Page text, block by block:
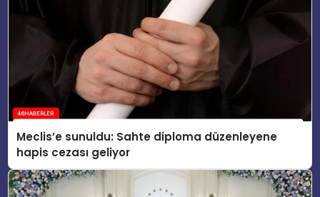
Meclis’e sunuldu: Sahte diploma düzenleyene
hapis cezası geliyor